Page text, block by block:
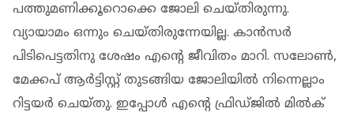
പത്തുമണിക്കൂറൊക്കെ ജോലി ചെയ്തിരുന്നു.
വ്യായാമം ഒന്നും ചെയ്തിരുന്നേയില്ല. കാൻസർ
പിടിപെട്ടതിനു ശേഷം എന്റെ ജീവിതം മാറി. സലോൺ,
മേക്കപ് ആർട്ടിസ്റ്റ് തുടങ്ങിയ ജോലിയിൽ നിന്നെല്ലാം
റിട്ടയർ ചെയ്തു. ഇപ്പോൾ എന്റെ ഫ്രിഡ്‌ജിൽ മിൽക്